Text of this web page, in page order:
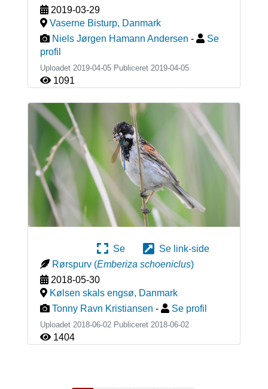
2019-03-29
Vaserne Bisturp, Danmark
Niels Jørgen Hamann Andersen -
Se
profil
Uploadet 2019-04-05 Publiceret 2019-04-05
1091
Se
Se link-side
Rørspurv (Emberiza schoeniclus)
2018-05-30
Kølsen skals engsø, Danmark
Tonny Ravn Kristiansen - Se profil
Uploadet 2018-06-02 Publiceret 2018-06-02
1404